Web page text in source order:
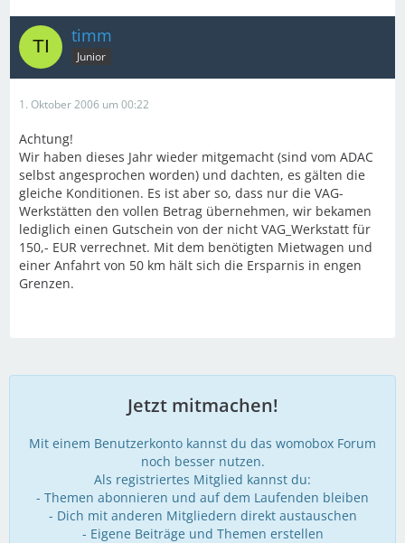
timm
Junior
1. Oktober 2006 um 00:22
Achtung!
Wir haben dieses Jahr wieder mitgemacht (sind vom ADAC
selbst angesprochen worden) und dachten, es gälten die
gleiche Konditionen. Es ist aber so, dass nur die VAG-
Werkstätten den vollen Betrag übernehmen, wir bekamen
lediglich einen Gutschein von der nicht VAG_Werkstatt für
150,- EUR verrechnet. Mit dem benötigten Mietwagen und
einer Anfahrt von 50 km hält sich die Ersparnis in engen
Grenzen.
Jetzt mitmachen!
Mit einem Benutzerkonto kannst du das womobox Forum
noch besser nutzen.
Als registriertes Mitglied kannst du:
- Themen abonnieren und auf dem Laufenden bleiben
- Dich mit anderen Mitgliedern direkt austauschen
- Eigene Beiträge und Themen erstellen